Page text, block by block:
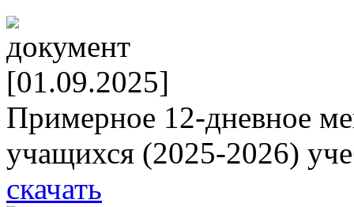
[01.09.2025]
Примерное 12-дневное
учащихся (2025-2026)
скачать